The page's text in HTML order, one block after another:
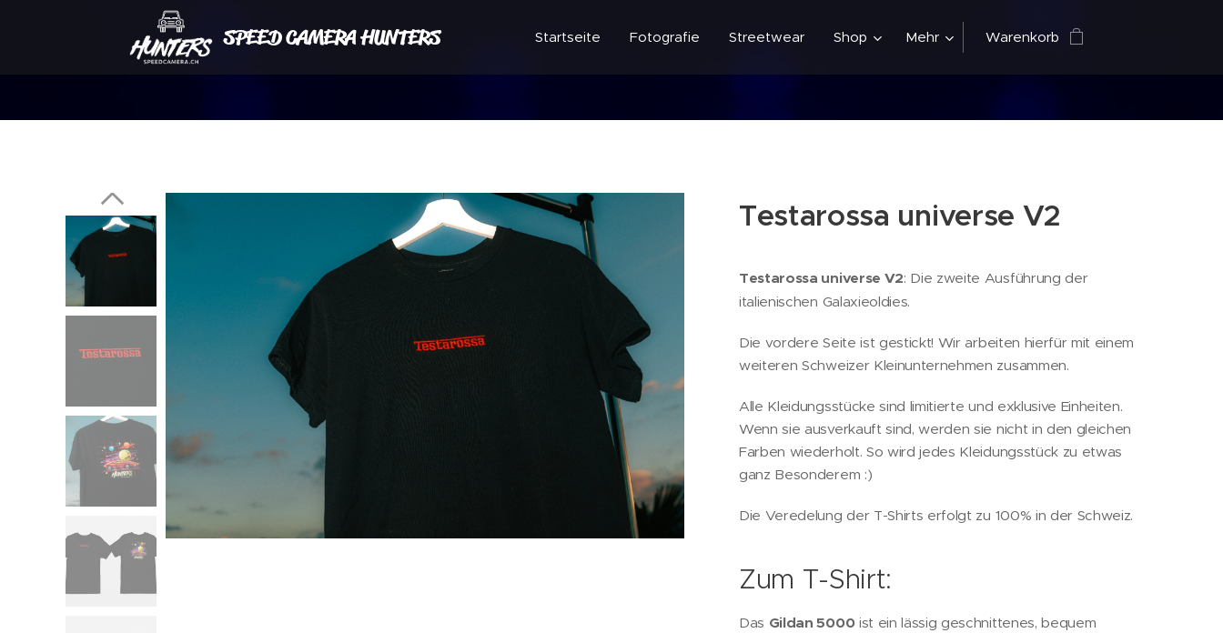
SPEED CAMERA HUNTERS Startseite Fotografie Streetwear Shop Mehr Warenkorb
Testarossa universe V2
Testarossa universe V2: Die zweite Ausführung der
italienischen Galaxieoldies.
Die vordere Seite ist gestickt! Wir arbeiten hierfür mit einem
weiteren Schweizer Kleinunternehmen zusammen.
Alle Kleidungsstücke sind limitierte und exklusive Einheiten.
Wenn sie ausverkauft sind, werden sie nicht in den gleichen
Farben wiederholt. So wird jedes Kleidungsstück zu etwas
ganz Besonderem :)
Die Veredelung der T-Shirts erfolgt zu 100% in der Schweiz.
Zum T-Shirt:
Das Gildan 5000 ist ein lässig geschnittenes, bequem